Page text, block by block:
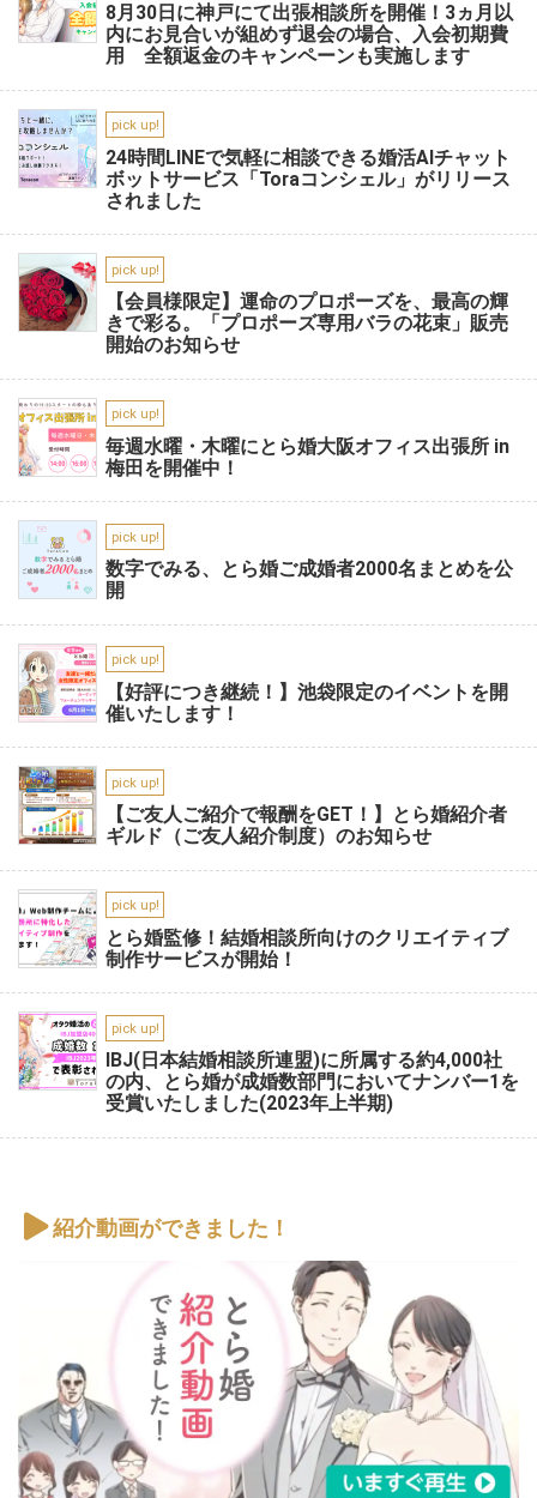
8月30日に神戸にて出張相談所を開催！3ヵ月以
内にお見合いが組めず退会の場合、入会初期費
用 全額返金のキャンペーンも実施します
pick up!
24時間LINEで気軽に相談できる婚活AIチャット
ボットサービス「Toraコンシェル」がリリース
されました
pick up!
【会員様限定】運命のプロポーズを、最高の輝
きで彩る。「プロポーズ専用バラの花束」販売
開始のお知らせ
pick up!
毎週水曜・木曜にとら婚大阪オフィス出張所 in
梅田を開催中！
pick up!
数字でみる、とら婚ご成婚者2000名まとめを公
開
pick up!
【好評につき継続！】池袋限定のイベントを開
催いたします！
pick up!
【ご友人ご紹介で報酬をGET！】とら婚紹介者
ギルド（ご友人紹介制度）のお知らせ
pick up!
とら婚監修！結婚相談所向けのクリエイティブ
制作サービスが開始！
pick up!
IBJ(日本結婚相談所連盟)に所属する約4,000社
の内、とら婚が成婚数部門においてナンバー1を
受賞いたしました(2023年上半期)
紹介動画ができました！